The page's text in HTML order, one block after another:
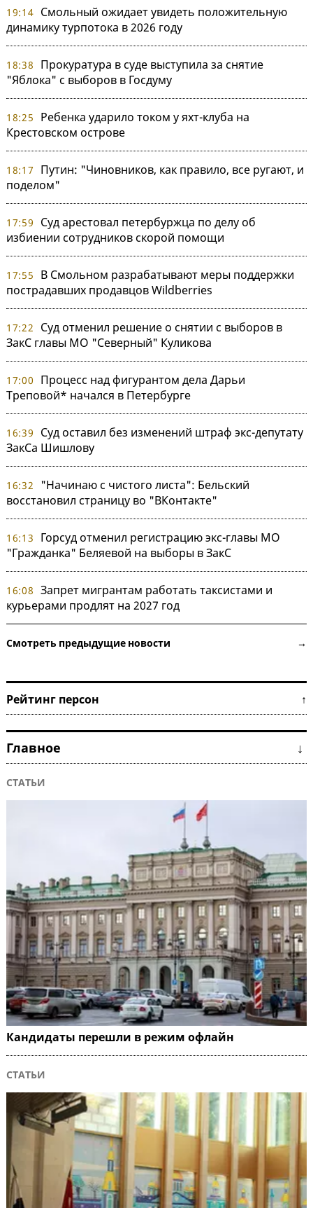
19:14 Смольный ожидает увидеть положительную
динамику турпотока в 2026 году
18:38
Прокуратура в суде выступила за снятие
"Яблока" с выборов в Госдуму
18:25
Ребенка ударило током у яхт-клуба на
Крестовском острове
18:17
Путин: "Чиновников, как правило, все ругают, и
поделом"
17:59
Суд арестовал петербуржца по делу об
избиении сотрудников скорой помощи
17:55
В Смольном разрабатывают меры поддержки
пострадавших продавцов Wildberries
17:22
Суд отменил решение о снятии с выборов в
ЗакС главы МО "Северный" Куликова
17:00
Процесс над фигурантом дела Дарьи
Треповой* начался в Петербурге
16:39
Суд оставил без изменений штраф экс-депутату
ЗакСа Шишлову
16:32
"Начинаю с чистого листа": Бельский
восстановил страницу во "ВКонтакте"
16:13
Горсуд отменил регистрацию экс-главы МО
"Гражданка" Беляевой на выборы в ЗакС
16:08 Запрет мигрантам работать таксистами и
курьерами продлят на 2027 год
Смотреть предыдущие новости →
Рейтинг персон ↑
Главное ↓
СТАТЬИ
Кандидаты перешли в режим офлайн
СТАТЬИ